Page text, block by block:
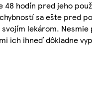
48 hodín pred jeho
sa ešte pred
lekárom.
ich ihneď dôkladne